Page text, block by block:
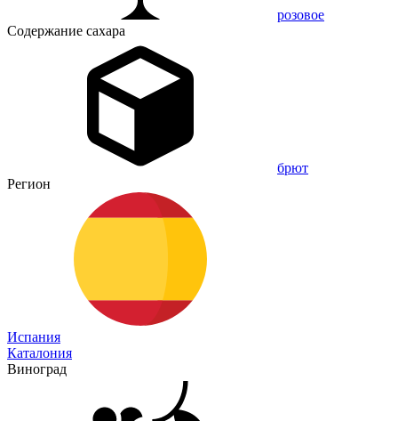
розовое
Содержание сахара
брют
Регион
Испания
Каталония
Виноград